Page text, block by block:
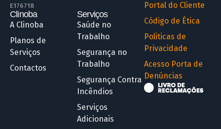
E176718
Clinoba
A Clinoba
Planos de
Serviços
Contactos
Serviços
Saúde no
Trabalho
Segurança no
Trabalho
Segurança Contra
Incêndios
Serviços
Adicionais
Portal do Cliente
Código de Ética
Politicas de
Privacidade
Acesso Porta de
Denúncias